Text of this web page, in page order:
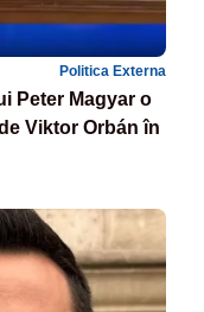
Politica Externa
Peter Magyar o
Viktor Orbán în